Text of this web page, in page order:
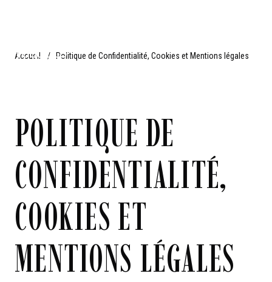
Accueil / Politique de Confidentialité, Cookies et Mentions légales
POLITIQUE DE
CONFIDENTIALITÉ,
COOKIES ET
MENTIONS LÉGALES